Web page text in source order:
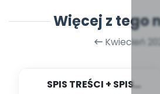
Więcej z tego
Kwiecień
SPIS TREŚCI + SPIS